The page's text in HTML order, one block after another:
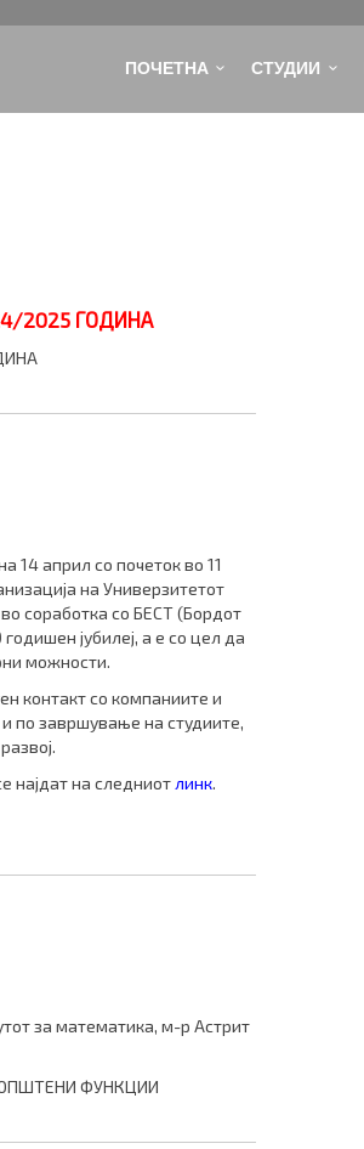
ПОЧЕТНА СТУДИИ
2025 ГОДИНА
април со почеток во 11
на Универзитетот
соработка со БЕСТ (Бордот
јубилеј, а е со цел да
можности.
контакт со компаниите и
по завршување на студиите,
најдат на следниот линк.
за математика, м-р Астрит
ФУНКЦИИ